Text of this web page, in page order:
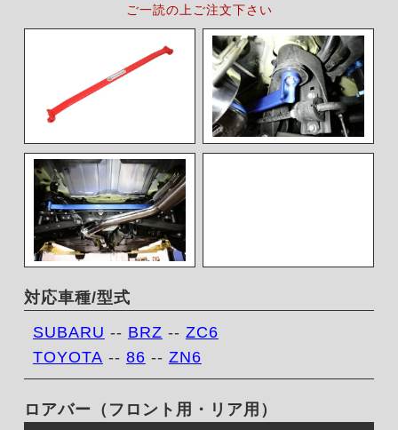
ご一読の上ご注文下さい
対応車種/型式
SUBARU -- BRZ -- ZC6
TOYOTA -- 86 -- ZN6
ロアバー（フロント用・リア用）